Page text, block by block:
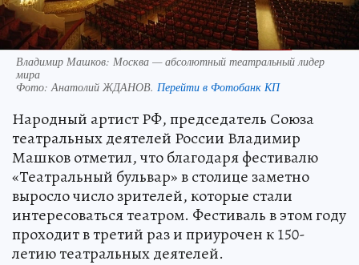
Владимир Машков: Москва — абсолютный театральный лидер
мира
Фото: Анатолий ЖДАНОВ. Перейти в Фотобанк КП
Народный артист РФ, председатель Союза
театральных деятелей России Владимир
Машков отметил, что благодаря фестивалю
«Театральный бульвар» в столице заметно
выросло число зрителей, которые стали
интересоваться театром. Фестиваль в этом году
проходит в третий раз и приурочен к 150-
летию театральных деятелей.